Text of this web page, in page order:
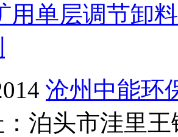
用单层调节卸
沧州中能环
：泊头市洼里